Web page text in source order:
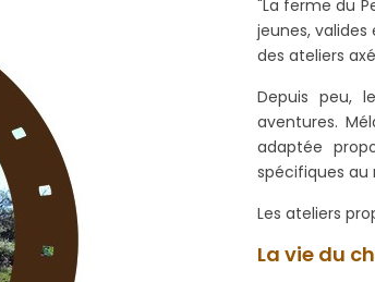
"La ferme du
jeunes,
des ateliers
Depuis peu,
aventures.
adaptée
spécifiques au
Les ateliers
La vie du